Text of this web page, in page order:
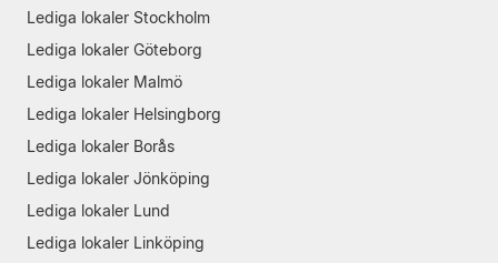
Lediga lokaler Stockholm
Lediga lokaler Göteborg
Lediga lokaler Malmö
Lediga lokaler Helsingborg
Lediga lokaler Borås
Lediga lokaler Jönköping
Lediga lokaler Lund
Lediga lokaler Linköping